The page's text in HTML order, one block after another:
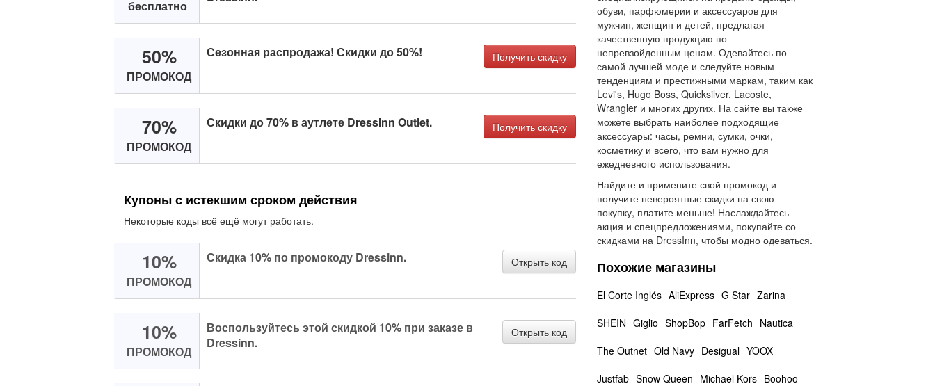
бесплатно
50%
ПРОМОКОД
Сезонная распродажа! Скидки до 50%! Получить скидку
70%
ПРОМОКОД
Скидки до 70% в аутлете DressInn Outlet. Получить скидку
Купоны с истекшим сроком действия
Некоторые коды всё ещё могут работать.
10%
ПРОМОКОД
Скидка 10% по промокоду Dressinn. Открыть код
10%
ПРОМОКОД
Воспользуйтесь этой скидкой 10% при заказе в
Dressinn.
Открыть код
обуви, парфюмерии и аксессуаров для
мужчин, женщин и детей, предлагая
качественную продукцию по
непревзойденным ценам. Одевайтесь по
самой лучшей моде и следуйте новым
тенденциям и престижными маркам, таким как
Levi's, Hugo Boss, Quicksilver, Lacoste,
Wrangler и многих других. На сайте вы также
можете выбрать наиболее подходящие
аксессуары: часы, ремни, сумки, очки,
косметику и всего, что вам нужно для
ежедневного использования.
Найдите и примените свой промокод и
получите невероятные скидки на свою
покупку, платите меньше! Наслаждайтесь
акция и спецпредложениями, покупайте со
скидками на DressInn, чтобы модно одеваться.
Похожие магазины
El Corte Inglés AliExpress G Star Zarina
SHEIN Giglio ShopBop FarFetch Nautica
The Outnet Old Navy Desigual YOOX
Justfab Snow Queen Michael Kors Boohoo